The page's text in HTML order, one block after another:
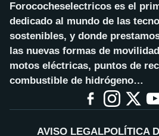
Forococheselectricos es el
dedicado al mundo de las
sostenibles, y donde
las nuevas formas de
motos eléctricas, puntos de
combustible de hidrógeno…
AVISO LEGALPOLÍTICA